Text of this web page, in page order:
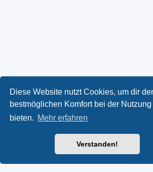
Diese Website nutzt Cookies, um dir
bestmöglichen Komfort bei der Nutzung
bieten. Mehr erfahren
Verstanden!